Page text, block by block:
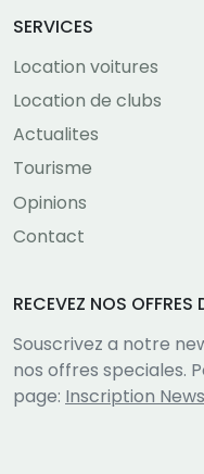
SERVICES
Location voitures
Location de clubs
Actualites
Tourisme
Opinions
Contact
RECEVEZ NOS OFFRES
Souscrivez a notre
nos offres speciales.
page: Inscription